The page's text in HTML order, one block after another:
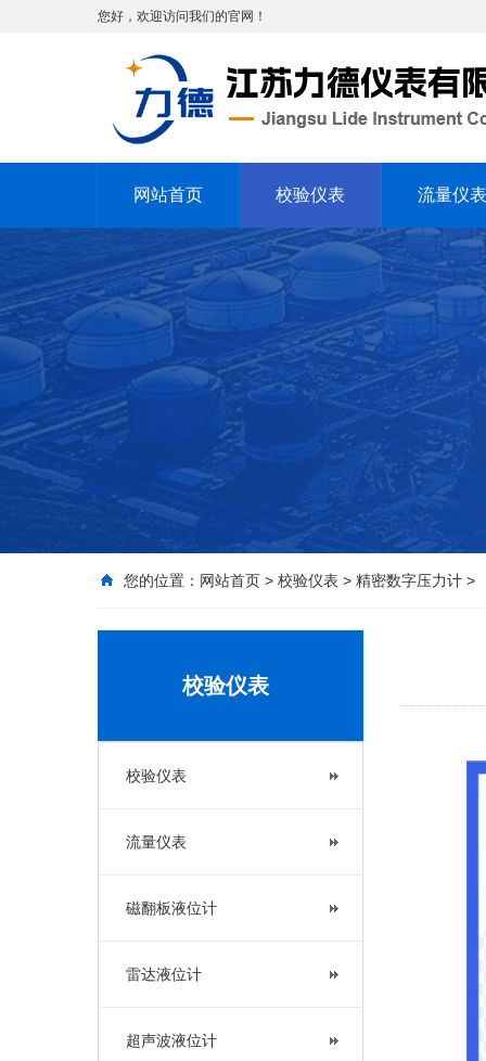
您好，欢迎访问我们的官网！
网站首页 校验仪表 流量仪表
您的位置： 网站首页 > 校验仪表 > 精密数字压力计 >
校验仪表
校验仪表
流量仪表
磁翻板液位计
雷达液位计
超声波液位计